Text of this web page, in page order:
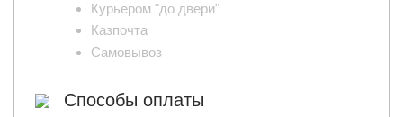
Курьером "до двери"
Казпочта
Самовывоз
Способы оплаты